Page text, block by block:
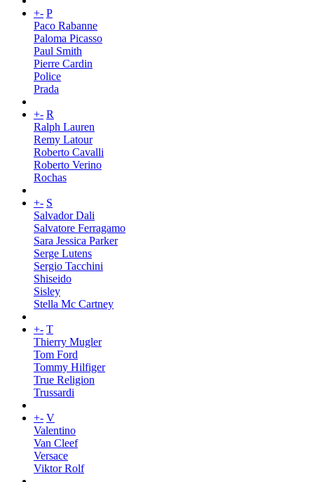
+- P
Paco Rabanne
Paloma Picasso
Paul Smith
Pierre Cardin
Police
Prada
+- R
Ralph Lauren
Remy Latour
Roberto Cavalli
Roberto Verino
Rochas
+- S
Salvador Dali
Salvatore Ferragamo
Sara Jessica Parker
Serge Lutens
Sergio Tacchini
Shiseido
Sisley
Stella Mc Cartney
+- T
Thierry Mugler
Tom Ford
Tommy Hilfiger
True Religion
Trussardi
+- V
Valentino
Van Cleef
Versace
Viktor Rolf